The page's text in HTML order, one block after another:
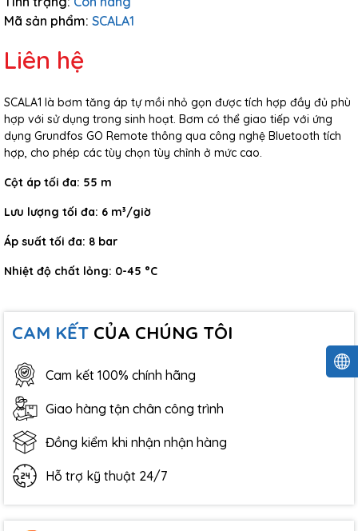
Mã sản phẩm: SCALA1
Liên hệ
SCALA1 là bơm tăng áp tự mồi nhỏ gọn được tích hợp đầy đủ phù
hợp với sử dụng trong sinh hoạt. Bơm có thể giao tiếp với ứng
dụng Grundfos GO Remote thông qua công nghệ Bluetooth tích
hợp, cho phép các tùy chọn tùy chỉnh ở mức cao.
Cột áp tối đa: 55 m
Lưu lượng tối đa: 6 m³/giờ
Áp suất tối đa: 8 bar
Nhiệt độ chất lỏng: 0-45 °C
CAM KẾT CỦA CHÚNG TÔI
Cam kết 100% chính hãng
Giao hàng tận chân công trình
Đồng kiểm khi nhận nhận hàng
Hỗ trợ kỹ thuật 24/7